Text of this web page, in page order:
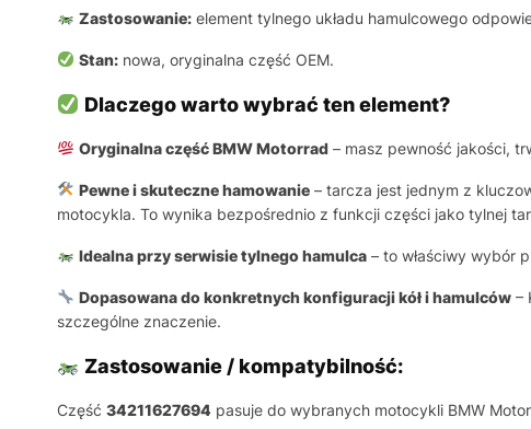
Zastosowanie:element tylnego układu hamulcowego
Stan:nowa, oryginalna część OEM.
Dlaczego warto wybrać ten element?
Oryginalna część BMW Motorrad– masz pewność jakości,
Pewne i skuteczne hamowanie– tarcza jest jednym z
motocykla. To wynika bezpośrednio z funkcji części jako tylnej
Idealna przy serwisie tylnego hamulca– to właściwy wybór
Dopasowana do konkretnych konfiguracji kół i hamulców–
szczególne znaczenie.
Zastosowanie / kompatybilność:
Część 34211627694 pasuje do wybranych motocykli BMW